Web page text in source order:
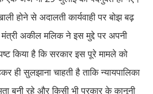
होने से अदालती कार्यवाही पर बोझ बढ़
अकील मलिक ने इस मुद्दे पर अपनी
किया है कि सरकार इस पूरे मामले को
ही सुलझाना चाहती है ताकि न्यायपालिका
बनी रहे और किसी भी प्रकार के कानूनी